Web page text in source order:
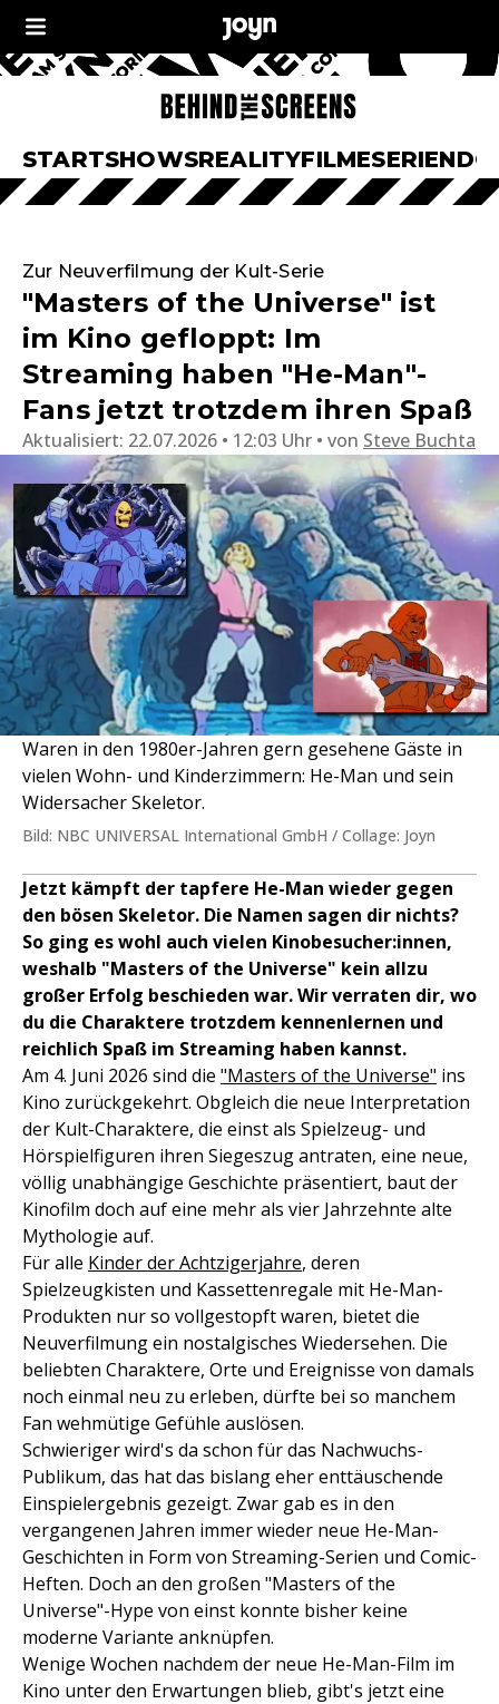
STARTSHOWSREALITYFILMESERIEN
Zur Neuverfilmung der Kult-Serie
"Masters of the Universe" ist
im Kino gefloppt: Im
Streaming haben "He-Man"-
Fans jetzt trotzdem ihren Spaß
Aktualisiert: 22.07.2026 • 12:03 Uhr von Steve Buchta
Waren in den 1980er-Jahren gern gesehene Gäste in
vielen Wohn- und Kinderzimmern: He-Man und sein
Widersacher Skeletor.
Bild: NBC UNIVERSAL International GmbH / Collage: Joyn
Jetzt kämpft der tapfere He-Man wieder gegen
den bösen Skeletor. Die Namen sagen dir nichts?
So ging es wohl auch vielen Kinobesucher:innen,
weshalb "Masters of the Universe" kein allzu
großer Erfolg beschieden war. Wir verraten dir, wo
du die Charaktere trotzdem kennenlernen und
reichlich Spaß im Streaming haben kannst.
Am 4. Juni 2026 sind die "Masters of the Universe" ins
Kino zurückgekehrt. Obgleich die neue Interpretation
der Kult-Charaktere, die einst als Spielzeug- und
Hörspielfiguren ihren Siegeszug antraten, eine neue,
völlig unabhängige Geschichte präsentiert, baut der
Kinofilm doch auf eine mehr als vier Jahrzehnte alte
Mythologie auf.
Für alle Kinder der Achtzigerjahre, deren
Spielzeugkisten und Kassettenregale mit He-Man-
Produkten nur so vollgestopft waren, bietet die
Neuverfilmung ein nostalgisches Wiedersehen. Die
beliebten Charaktere, Orte und Ereignisse von damals
noch einmal neu zu erleben, dürfte bei so manchem
Fan wehmütige Gefühle auslösen.
Schwieriger wird's da schon für das Nachwuchs-
Publikum, das hat das bislang eher enttäuschende
Einspielergebnis gezeigt. Zwar gab es in den
vergangenen Jahren immer wieder neue He-Man-
Geschichten in Form von Streaming-Serien und Comic-
Heften. Doch an den großen "Masters of the
Universe"-Hype von einst konnte bisher keine
moderne Variante anknüpfen.
Wenige Wochen nachdem der neue He-Man-Film im
Kino unter den Erwartungen blieb, gibt's jetzt eine